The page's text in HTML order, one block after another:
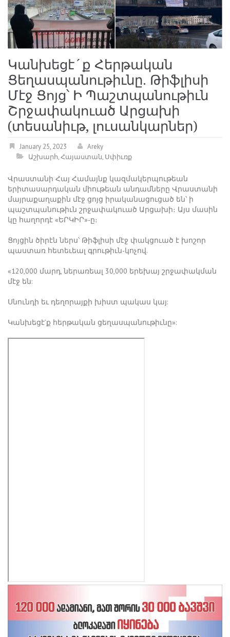
Կանխեցէ´ք Հերթական
Ցեղասպանութիւնը. Թիֆլիսի
Մէջ Ցոյց՝ Ի Պաշտպանութիւն
Շրջափակուած Արցախի
(տեսանիւթ, լուսանկարներ)
January 25, 2023
Areky
Աշխարհ,Հայաստան, Սփիւռք
Վրաստանի Հայ Համայնք կազմակերպութեան
երիտասարդական միութեան անդամները Վրաստանի
մայրաքաղաքին մէջ ցոյց իրականացուցած են՝ ի
պաշտպանութիւն շրջափակուած Արցախի։ Այս մասին
կը հաղորդէ «ԵՐԿԻՐ»-ը։
Ցոյցին ծիրէն ներս՝ Թիֆլիսի մէջ փակցուած է խոշոր
պաստառ հետեւեալ գրութիւն-կոչով.
«120,000 մարդ, ներառեալ 30,000 երեխայ շրջափակման
մէջ են:
Սնունդի եւ դեղորայքի խիստ պակաս կայ:
Կանխեցէ’ք հերթական ցեղասպանութիւնը»: